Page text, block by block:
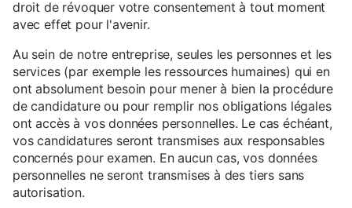
droit de révoquer votre consentement à tout moment
avec effet pour l'avenir.
Au sein de notre entreprise, seules les personnes et les
services (par exemple les ressources humaines) qui en
ont absolument besoin pour mener à bien la procédure
de candidature ou pour remplir nos obligations légales
ont accès à vos données personnelles. Le cas échéant,
vos candidatures seront transmises aux responsables
concernés pour examen. En aucun cas, vos données
personnelles ne seront transmises à des tiers sans
autorisation.